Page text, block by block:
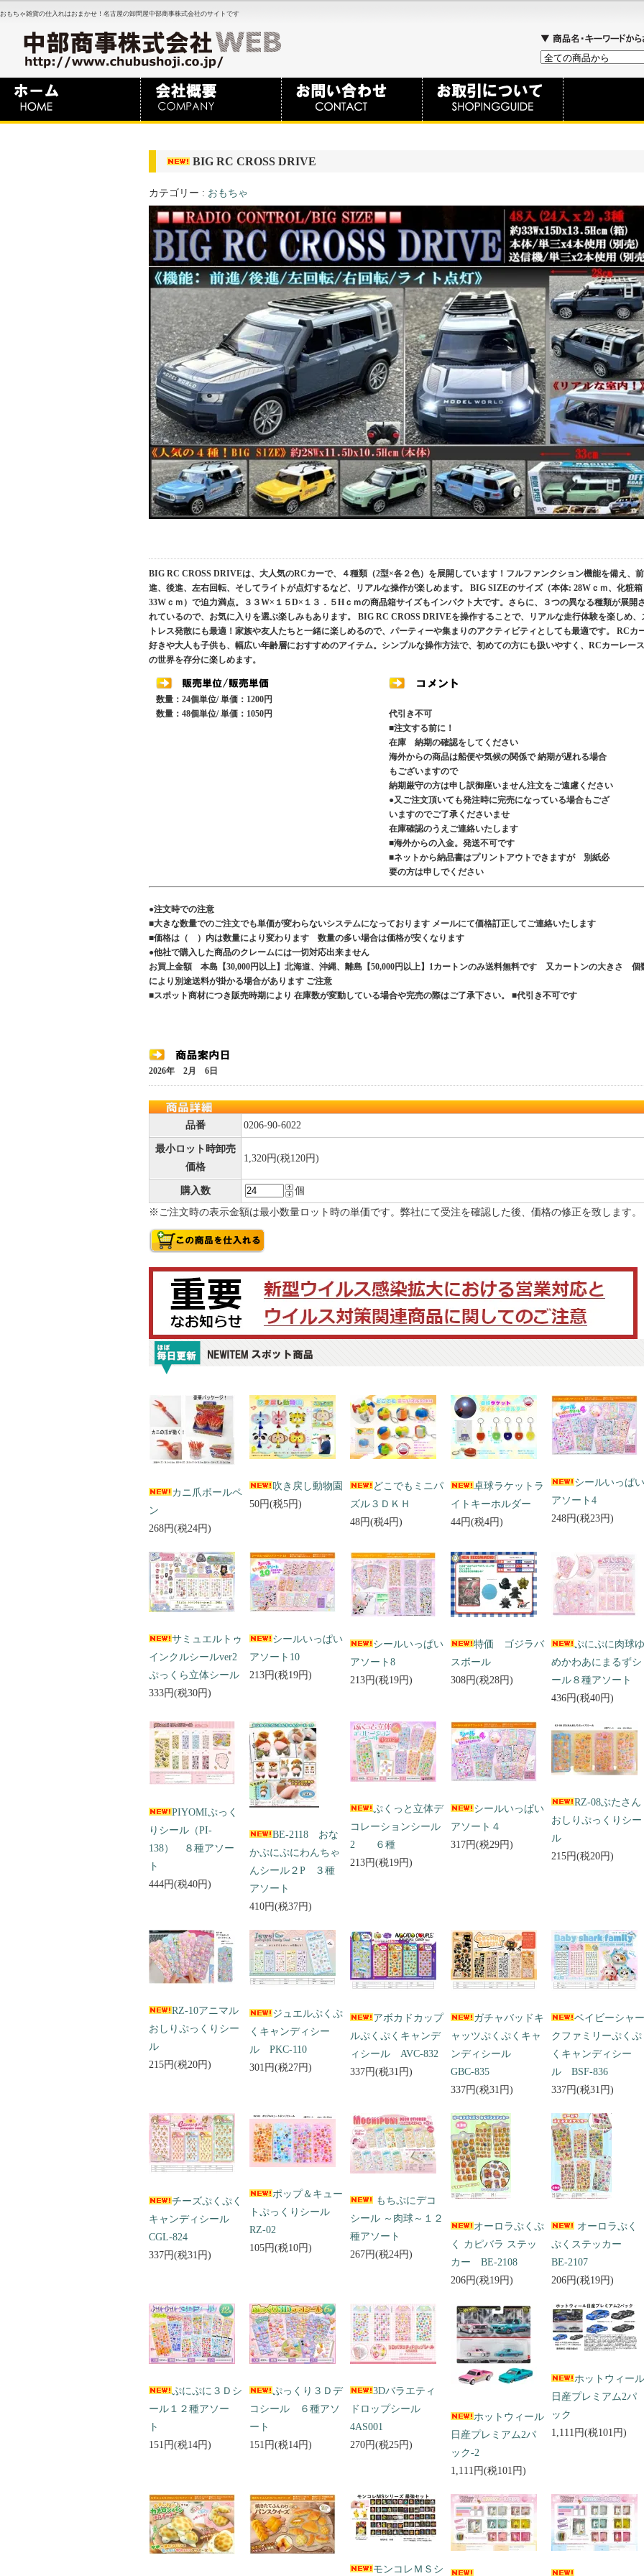
おもちゃ雑貨の仕入れはおまかせ！名古屋の卸問屋中部商事株式会社のサイトです
BIG RC CROSS DRIVE
カテゴリー : おもちゃ
BIG RC CROSS DRIVEは、大人気のRCカーで、４種類（2型×各２色）を展開しています！フルファンクション機能を備え、前
進、後進、左右回転、そしてライトが点灯するなど、リアルな操作が楽しめます。 BIG SIZEのサイズ（本体: 28Wｃｍ、化粧
33Wｃｍ）で迫力満点。３３W×１５D×１３．５Hｃｍの商品箱サイズもインパクト大です。さらに、３つの異なる種類が展開
れているので、お気に入りを選ぶ楽しみもあります。 BIG RC CROSS DRIVEを操作することで、リアルな走行体験を楽しめ、
トレス発散にも最適！家族や友人たちと一緒に楽しめるので、パーティーや集まりのアクティビティとしても最適です。 RCカ
好きや大人も子供も、幅広い年齢層におすすめのアイテム。シンプルな操作方法で、初めての方にも扱いやすく、RCカーレース
の世界を存分に楽しめます。
数量：24個単位/ 単価：1200円
数量：48個単位/ 単価：1050円
代引き不可
■注文する前に！
在庫 納期の確認をしてください
海外からの商品は船便や気候の関係で 納期が遅れる場合
もございますので
納期厳守の方は申し訳御座いません注文をご遠慮ください
●又ご注文頂いても発注時に完売になっている場合もござ
いますのでご了承くださいませ
在庫確認のうえご連絡いたします
■海外からの入金。発送不可です
■ネットから納品書はプリントアウトできますが 別紙必
要の方は申しでください
●注文時での注意
■大きな数量でのご注文でも単価が変わらないシステムになっております メールにて価格訂正してご連絡いたします
■価格は（ ）内は数量により変わります 数量の多い場合は価格が安くなります
●他社で購入した商品のクレームには一切対応出来ません
お買上金額 本島【30,000円以上】北海道、沖縄、離島【50,000円以上】1カートンのみ送料無料です 又カートンの大きさ 個
により別途送料が掛かる場合があります ご注意
■スポット商材につき販売時期により 在庫数が変動している場合や完売の際はご了承下さい。 ■代引き不可です
2026年 2月 6日
品番 0206-90-6022
最小ロット時卸売
価格
1,320円(税120円)
購入数
個
※ご注文時の表示金額は最小数量ロット時の単価です。弊社にて受注を確認した後、価格の修正を致します。
カニ爪ボールペ
ン
268円(税24円)
吹き戻し動物園
50円(税5円)
どこでもミニパ
ズル３ＤＫＨ
48円(税4円)
卓球ラケットラ
イトキーホルダー
44円(税4円)
シールいっぱい
アソート4
248円(税23円)
サミュエルトゥ
インクルシールver2
ぷっくら立体シール
333円(税30円)
シールいっぱい
アソート10
213円(税19円)
シールいっぱい
アソート8
213円(税19円)
特価 ゴジラバ
スボール
308円(税28円)
ぷにぷに肉球ゆ
めかわあにまるずシ
ール８種アソート
436円(税40円)
PIYOMIぷっく
りシール（PI-
138） ８種アソー
ト
444円(税40円)
BE-2118 おな
かぷにぷにわんちゃ
んシール２P ３種
アソート
410円(税37円)
ぷくっと立体デ
コレーションシール
2 ６種
213円(税19円)
シールいっぱい
アソート４
317円(税29円)
RZ-08ぶたさん
おしりぷっくりシー
ル
215円(税20円)
RZ-10アニマル
おしりぷっくりシー
ル
215円(税20円)
ジュエルぷくぷ
くキャンディシー
ル PKC-110
301円(税27円)
アボカドカップ
ルぷくぷくキャンデ
ィシール AVC-832
337円(税31円)
ガチャバッドキ
ャッツぷくぷくキャ
ンディシール
GBC-835
337円(税31円)
ベイビーシャー
クファミリーぷくぷ
くキャンディシー
ル BSF-836
337円(税31円)
チーズぷくぷく
キャンディシール
CGL-824
337円(税31円)
ポップ＆キュー
トぷっくりシール
RZ-02
105円(税10円)
もちぷにデコ
シール ～肉球～１２
種アソート
267円(税24円)
オーロラぷくぷ
く カピバラ ステッ
カー BE-2108
206円(税19円)
オーロラぷく
ぷくステッカー
BE-2107
206円(税19円)
ぷにぷに３Ｄシ
ール１２種アソー
ト
151円(税14円)
ぷっくり３Ｄデ
コシール ６種アソ
ート
151円(税14円)
3Dバラエティ
ドロップシール
4AS001
270円(税25円)
ホットウィール
日産プレミアム2パ
ック-2
1,111円(税101円)
ホットウィール
日産プレミアム2パ
ック
1,111円(税101円)
モンコレＭＳシ